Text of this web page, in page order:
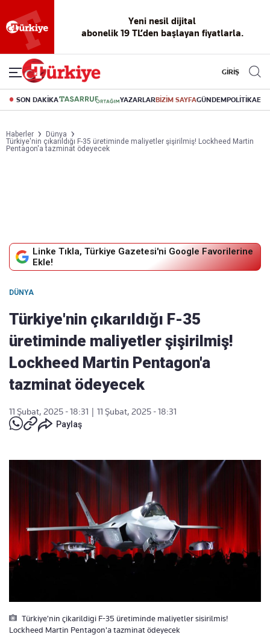
Yeni nesil dijital
abonelik 19 TL’den başlayan fiyatlarla.
GİRİŞ
SON DAKİKA YAZARLARBİZİM SAYFAGÜNDEMPOLİTİKA
Haberler
Dünya
Türkiye'nin çıkarıldığı F-35 üretiminde maliyetler şişirilmiş! Lockheed Martin
Pentagon'a tazminat ödeyecek
Linke Tıkla, Türkiye Gazetesi'ni Google Favorilerine
Ekle!
DÜNYA
Türkiye'nin çıkarıldığı F-35
üretiminde maliyetler şişirilmiş!
Lockheed Martin Pentagon'a
tazminat ödeyecek
11 Şubat, 2025 - 18:31
11 Şubat, 2025 - 18:31
Paylaş
Türkiye'nin çikarildigi F-35 üretiminde maliyetler sisirilmis!
Lockheed Martin Pentagon'a tazminat ödeyecek